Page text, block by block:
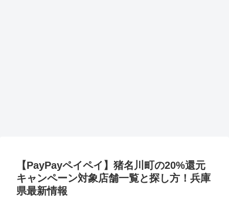
【PayPayペイペイ】猪名川町の20%還元
キャンペーン対象店舗一覧と探し方！兵庫
県最新情報